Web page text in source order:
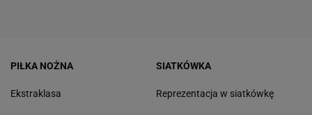
PIŁKA NOŻNA
Ekstraklasa
SIATKÓWKA
Reprezentacja w siatkówkę